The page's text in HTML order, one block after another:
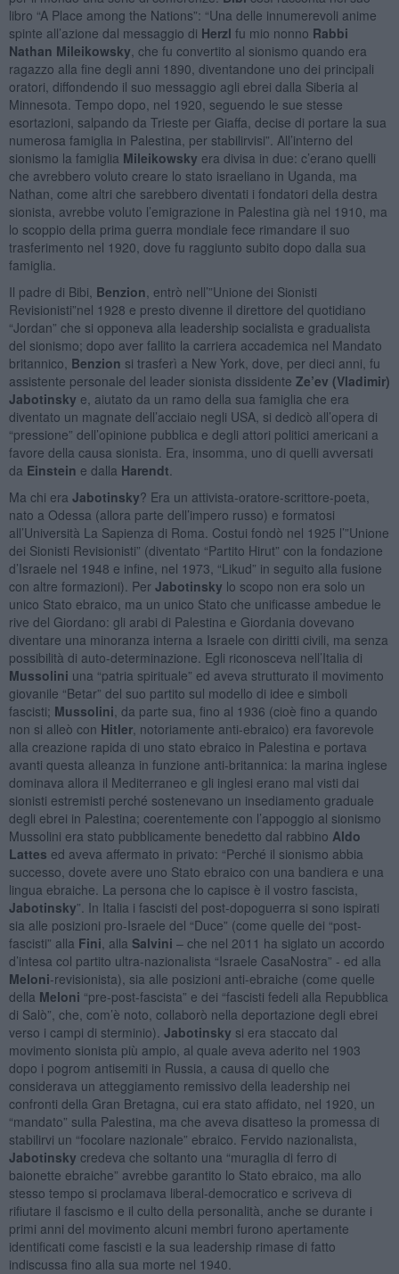
libro “A Place among the Nations”: “Una delle innumerevoli anime
spinte all’azione dal messaggio di Herzl fu mio nonno Rabbi
Nathan Mileikowsky , che fu convertito al sionismo quando era
ragazzo alla fine degli anni 1890, diventandone uno dei principali
oratori, diffondendo il suo messaggio agli ebrei dalla Siberia al
Minnesota. Tempo dopo, nel 1920, seguendo le sue stesse
esortazioni, salpando da Trieste per Giaffa, decise di portare la sua
numerosa famiglia in Palestina, per stabilirvisi”. All’interno del
sionismo la famiglia Mileikowsky era divisa in due: c’erano quelli
che avrebbero voluto creare lo stato israeliano in Uganda, ma
Nathan, come altri che sarebbero diventati i fondatori della destra
sionista, avrebbe voluto l’emigrazione in Palestina già nel 1910, ma
lo scoppio della prima guerra mondiale fece rimandare il suo
trasferimento nel 1920, dove fu raggiunto subito dopo dalla sua
famiglia.
Il padre di Bibi, Benzion , entrò nell’”Unione dei Sionisti
Revisionisti”nel 1928 e presto divenne il direttore del quotidiano
“Jordan” che si opponeva alla leadership socialista e gradualista
del sionismo; dopo aver fallito la carriera accademica nel Mandato
britannico, Benzion si trasferì a New York, dove, per dieci anni, fu
assistente personale del leader sionista dissidente Ze’ev (Vladimir)
Jabotinsky e, aiutato da un ramo della sua famiglia che era
diventato un magnate dell’acciaio negli USA, si dedicò all’opera di
“pressione” dell’opinione pubblica e degli attori politici americani a
favore della causa sionista. Era, insomma, uno di quelli avversati
da Einstein e dalla Harendt
Ma chi era Jabotinsky? Era un attivista-oratore-scrittore-poeta,
nato a Odessa (allora parte dell’impero russo) e formatosi
all’Università La Sapienza di Roma. Costui fondò nel 1925 l’”Unione
dei Sionisti Revisionisti” (diventato “Partito Hirut” con la fondazione
d’Israele nel 1948 e infine, nel 1973, “Likud” in seguito alla fusione
con altre formazioni). Per Jabotinsky lo scopo non era solo un
unico Stato ebraico, ma un unico Stato che unificasse ambedue le
rive del Giordano: gli arabi di Palestina e Giordania dovevano
diventare una minoranza interna a Israele con diritti civili, ma senza
possibilità di auto-determinazione. Egli riconosceva nell’Italia di
Mussolini una “patria spirituale” ed aveva strutturato il movimento
giovanile “Betar” del suo partito sul modello di idee e simboli
fascisti; Mussolini , da parte sua, fino al 1936 (cioè fino a quando
non si alleò con Hitler, notoriamente anti-ebraico) era favorevole
alla creazione rapida di uno stato ebraico in Palestina e portava
avanti questa alleanza in funzione anti-britannica: la marina inglese
dominava allora il Mediterraneo e gli inglesi erano mal visti dai
sionisti estremisti perché sostenevano un insediamento graduale
degli ebrei in Palestina; coerentemente con l’appoggio al sionismo
Mussolini era stato pubblicamente benedetto dal rabbino Aldo
Lattes ed aveva affermato in privato: “Perché il sionismo abbia
successo, dovete avere uno Stato ebraico con una bandiera e una
lingua ebraiche. La persona che lo capisce è il vostro fascista,
Jabotinsky”. In Italia i fascisti del post-dopoguerra si sono ispirati
sia alle posizioni pro-Israele del “Duce” (come quelle dei “post-
fascisti” alla Fini , alla Salvini – che nel 2011 ha siglato un accordo
d’intesa col partito ultra-nazionalista “Israele CasaNostra” - ed alla
Meloni-revisionista), sia alle posizioni anti-ebraiche (come quelle
della Meloni “pre-post-fascista” e dei “fascisti fedeli alla Repubblica
di Salò”, che, com’è noto, collaborò nella deportazione degli ebrei
verso i campi di sterminio). Jabotinsky si era staccato dal
movimento sionista più ampio, al quale aveva aderito nel 1903
dopo i pogrom antisemiti in Russia, a causa di quello che
considerava un atteggiamento remissivo della leadership nei
confronti della Gran Bretagna, cui era stato affidato, nel 1920, un
“mandato” sulla Palestina, ma che aveva disatteso la promessa di
stabilirvi un “focolare nazionale” ebraico. Fervido nazionalista,
Jabotinsky credeva che soltanto una “muraglia di ferro di
baionette ebraiche” avrebbe garantito lo Stato ebraico, ma allo
stesso tempo si proclamava liberal-democratico e scriveva di
rifiutare il fascismo e il culto della personalità, anche se durante i
primi anni del movimento alcuni membri furono apertamente
identificati come fascisti e la sua leadership rimase di fatto
indiscussa fino alla sua morte nel 1940.